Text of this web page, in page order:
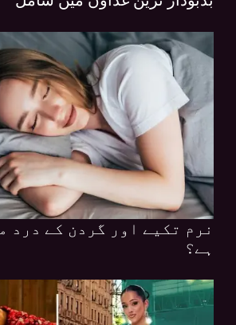
نرم تکیے اور گردن کے درد
ہے؟